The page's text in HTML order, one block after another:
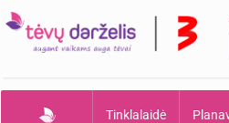
Tinklalaidė